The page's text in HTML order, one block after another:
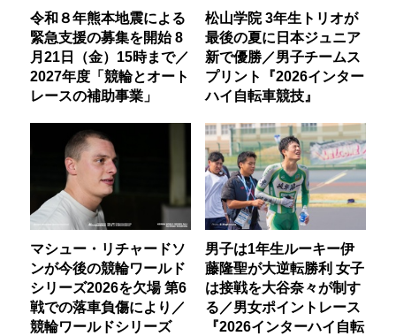
令和８年熊本地震による
緊急支援の募集を開始 8
月21日（金）15時まで／
2027年度「競輪とオート
レースの補助事業」
松山学院 3年生トリオが
最後の夏に日本ジュニア
新で優勝／男子チームス
プリント『2026インター
ハイ自転車競技』
マシュー・リチャードソ
ンが今後の競輪ワールド
シリーズ2026を欠場 第6
戦での落車負傷により／
競輪ワールドシリーズ
男子は1年生ルーキー伊
藤隆聖が大逆転勝利 女子
は接戦を大谷奈々が制す
る／男女ポイントレース
『2026インターハイ自転